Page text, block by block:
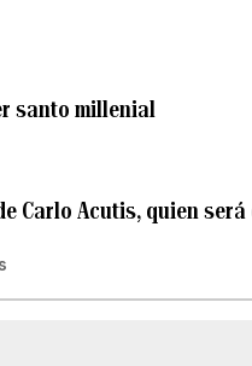
santo millenial
Carlo Acutis, quien será